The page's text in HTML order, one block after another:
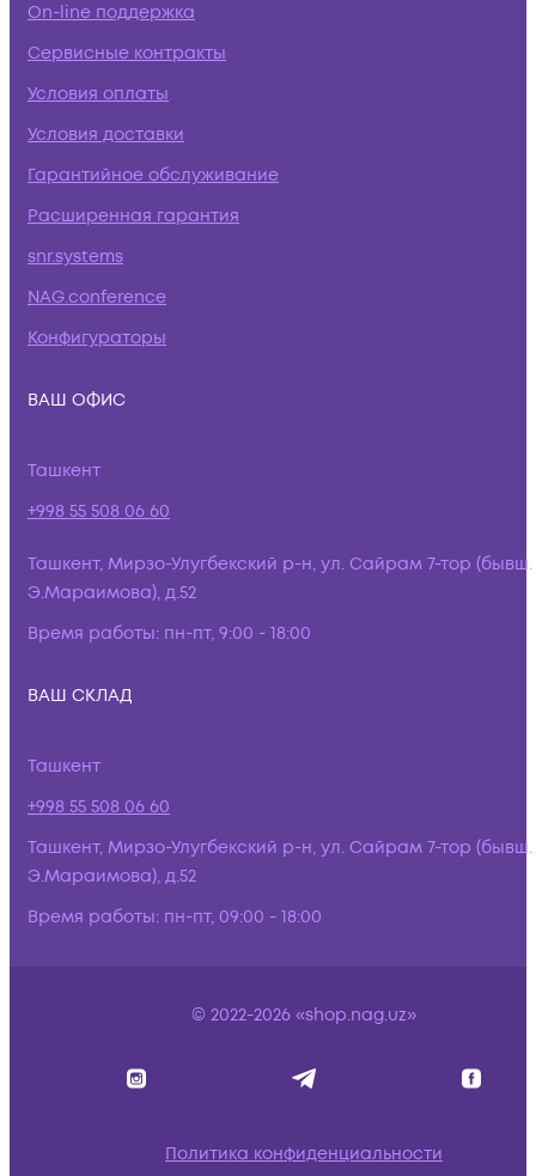
On-line поддержка
Сервисные контракты
Условия оплаты
Условия доставки
Гарантийное обслуживание
Расширенная гарантия
snr.systems
NAG.conference
Конфигураторы
ВАШ ОФИС
Ташкент
+998 55 508 06 60
Ташкент, Мирзо-Улугбекский р-н, ул. Сайрам 7-тор (бывш.
Э.Мараимова), д.52
Время работы: пн-пт, 9:00 - 18:00
ВАШ СКЛАД
Ташкент
+998 55 508 06 60
Ташкент, Мирзо-Улугбекский р-н, ул. Сайрам 7-тор (бывш.
Э.Мараимова), д.52
Время работы: пн-пт, 09:00 - 18:00
© 2022-2026 «shop.nag.uz»
Политика конфиденциальности